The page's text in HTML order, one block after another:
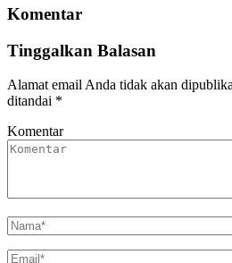
Komentar
Tinggalkan Balasan
Alamat email Anda tidak akan
ditandai *
Komentar